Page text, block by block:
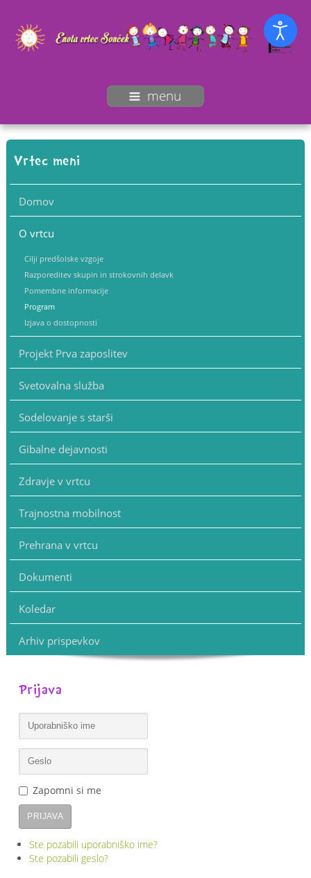
menu
Vrtec meni
Domov
O vrtcu
Cilji predšolske vzgoje
Razporeditev skupin in strokovnih delavk
Pomembne informacije
Program
Izjava o dostopnosti
Projekt Prva zaposlitev
Svetovalna služba
Sodelovanje s starši
Gibalne dejavnosti
Zdravje v vrtcu
Trajnostna mobilnost
Prehrana v vrtcu
Dokumenti
Koledar
Arhiv prispevkov
Prijava
Zapomni si me
PRIJAVA
Ste pozabili uporabniško ime?
Ste pozabili geslo?